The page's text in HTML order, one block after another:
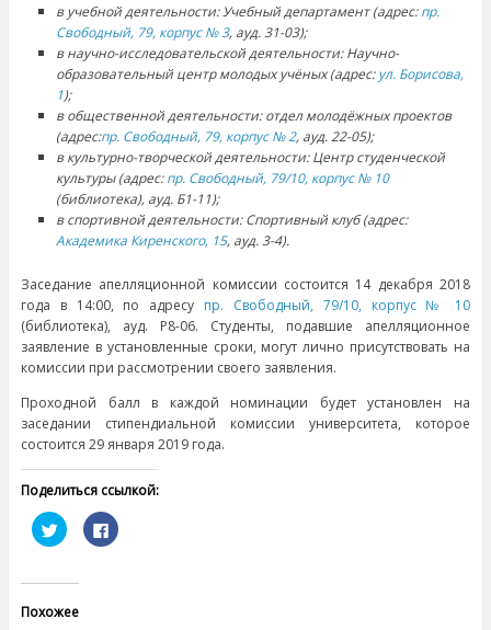
в учебной деятельности: Учебный департамент (адрес:пр.
Свободный, 79, корпус № 3, ауд. 31-03);
в научно-исследовательской деятельности: Научно-
образовательный центр молодых учёных (адрес:ул. Борисова,
1);
в общественной деятельности: отдел молодёжных проектов
(адрес:пр. Свободный, 79, корпус № 2, ауд. 22-05);
в культурно-творческой деятельности: Центр студенческой
культуры (адрес:пр. Свободный, 79/10, корпус № 10
(библиотека), ауд. Б1-11);
в спортивной деятельности: Спортивный клуб (адрес:
Академика Киренского, 15, ауд. 3-4).
Заседание апелляционной комиссии состоится 14 декабря 2018
года в 14:00, по адресу пр. Свободный, 79/10, корпус № 10
(библиотека), ауд. Р8-06. Студенты, подавшие апелляционное
заявление в установленные сроки, могут лично присутствовать на
комиссии при рассмотрении своего заявления.
Проходной балл в каждой номинации будет установлен на
заседании стипендиальной комиссии университета, которое
состоится 29 января 2019 года.
Поделиться ссылкой:
Н
а
е
,
Н
а
Похожее